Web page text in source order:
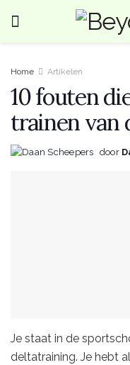
Home Artikelen
10 fouten
trainen van
door
Je staat in de
deltatraining. Je hebt